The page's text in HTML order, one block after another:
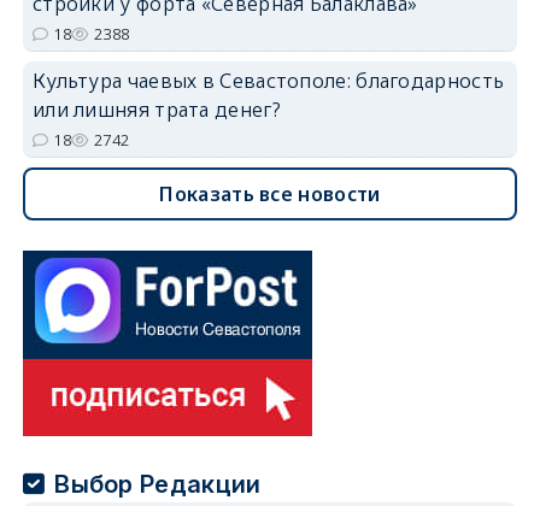
18 2388
Культура чаевых в Севастополе: благодарность
или лишняя трата денег?
18 2742
Показать все новости
Выбор Редакции